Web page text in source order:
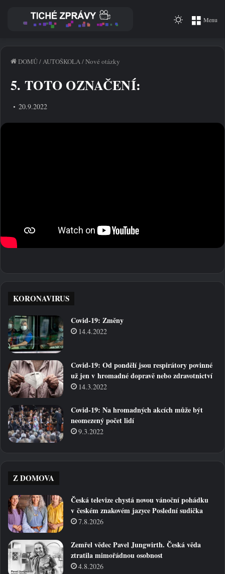
Menu
Switch
DOMŮ/ AUTOŠKOLA /Nové otázky
5. TOTO OZNAČENÍ:
20.9.2022
KORONAVIRUS
Covid-19: Změny
14.4.2022
Covid-19: Od pondělí jsou respirátory povinné
už jen v hromadné dopravě nebo zdravotnictví
14.3.2022
Covid-19: Na hromadných akcích může být
neomezený počet lidí
9.3.2022
Z DOMOVA
Česká televize chystá novou vánoční pohádku
v českém znakovém jazyce Poslední sudička
7.8.2026
Zemřel vědec Pavel Jungwirth. Česká věda
ztratila mimořádnou osobnost
4.8.2026